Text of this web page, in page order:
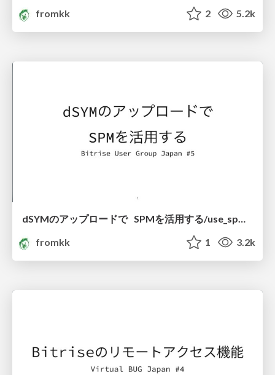
fromkk 2 5.2k
dSYMのアップロードで SPMを活用する/use_spm_with_upload_dsyms
fromkk
1 3.2k